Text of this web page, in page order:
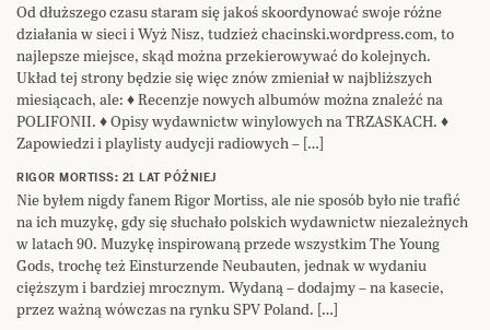
Od dłuższego czasu staram się jakoś skoordynować swoje różne
działania w sieci i Wyż Nisz, tudzież chacinski.wordpress.com, to
najlepsze miejsce, skąd można przekierowywać do kolejnych.
Układ tej strony będzie się więc znów zmieniał w najbliższych
miesiącach, ale: ♦ Recenzje nowych albumów można znaleźć na
POLIFONII. ♦ Opisy wydawnictw winylowych na TRZASKACH. ♦
Zapowiedzi i playlisty audycji radiowych – […]
RIGOR MORTISS: 21 LAT PÓŹNIEJ
Nie byłem nigdy fanem Rigor Mortiss, ale nie sposób było nie trafić
na ich muzykę, gdy się słuchało polskich wydawnictw niezależnych
w latach 90. Muzykę inspirowaną przede wszystkim The Young
Gods, trochę też Einsturzende Neubauten, jednak w wydaniu
cięższym i bardziej mrocznym. Wydaną – dodajmy – na kasecie,
przez ważną wówczas na rynku SPV Poland. […]